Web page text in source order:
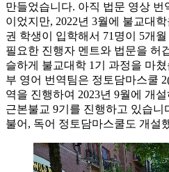
만들었습니다. 아직 법문 영상
이었지만, 2022년 3월에 불교대
권 학생이 입학해서 71명이 5개
필요한 진행자 멘트와 법문을 허
슬하게 불교대학 1기 과정을 마
부 영어 번역팀은 정토담마스쿨
역을 진행하여 2023년 9월에 개
근본불교 9기를 진행하고 있습니
불어, 독어 정토담마스쿨도 개설